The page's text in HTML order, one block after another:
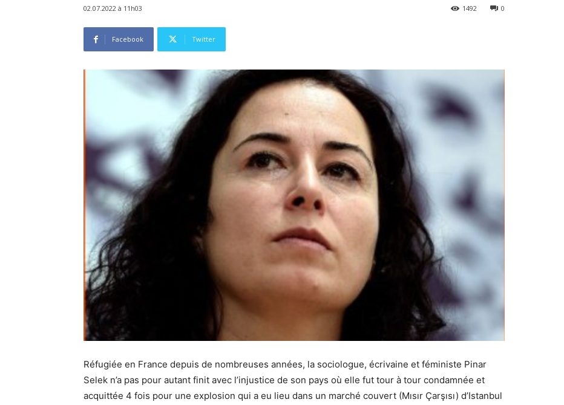
02.07.2022 à 11h03 0
1492
Facebook Twitter
Réfugiée en France depuis de nombreuses années, la sociologue, écrivaine et féministe Pinar
Selek n’a pas pour autant finit avec l’injustice de son pays où elle fut tour à tour condamnée et
acquittée 4 fois pour une explosion qui a eu lieu dans un marché couvert (Mısır Çarşısı) d’Istanbul